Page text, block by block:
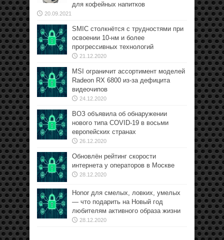
для кофейных напитков
20.09.2021
SMIC столкнётся с трудностями при
освоении 10-нм и более
прогрессивных технологий
21.12.2020
MSI ограничит ассортимент моделей
Radeon RX 6800 из-за дефицита
видеочипов
24.12.2020
ВОЗ объявила об обнаружении
нового типа COVID-19 в восьми
европейских странах
26.12.2020
Обновлён рейтинг скорости
интернета у операторов в Москве
28.12.2020
Honor для смелых, ловких, умелых
— что подарить на Новый год
любителям активного образа жизни
28.12.2020